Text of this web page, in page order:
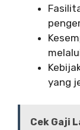
yang
Cek Gaji